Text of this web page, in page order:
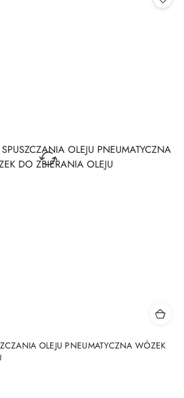
OLEJU PNEUMATYCZNA WÓZEK